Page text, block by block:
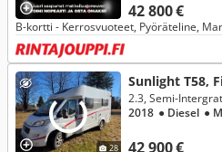
42 800 €
B-kortti - Kerrosvuoteet, Pyöräteline,
28
Sunlight T58,
42 900 €
2.3, Semi-
2018 ● Diesel ●